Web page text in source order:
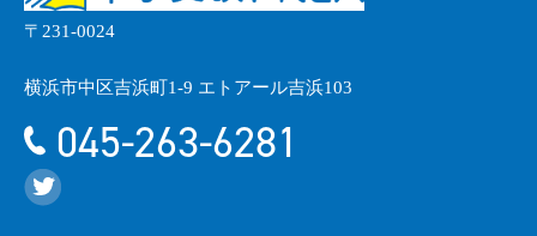
〒231-0024
横浜市中区吉浜町1-9 エトアール吉浜103
045-263-6281